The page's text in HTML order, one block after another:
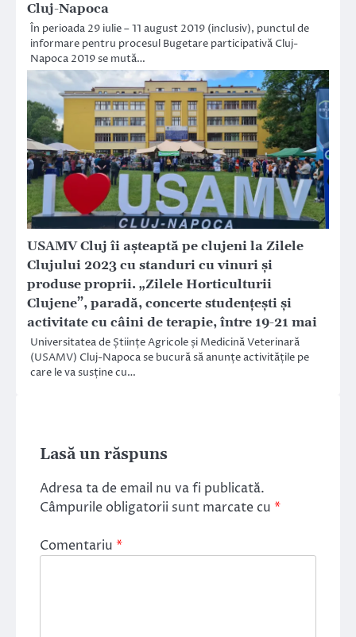
Cluj-Napoca
În perioada 29 iulie – 11 august 2019 (inclusiv), punctul de
informare pentru procesul Bugetare participativă Cluj-
Napoca 2019 se mută…
USAMV Cluj îi așteaptă pe clujeni la Zilele
Clujului 2023 cu standuri cu vinuri și
produse proprii. „Zilele Horticulturii
Clujene”, paradă, concerte studențești și
activitate cu câini de terapie, între 19-21 mai
Universitatea de Științe Agricole și Medicină Veterinară
(USAMV) Cluj-Napoca se bucură să anunțe activitățile pe
care le va susține cu…
Lasă un răspuns
Adresa ta de email nu va fi publicată.
Câmpurile obligatorii sunt marcate cu *
Comentariu *